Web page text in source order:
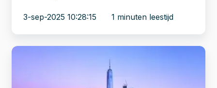
3-sep-2025 10:28:15 1 minuten leestijd
Xillio